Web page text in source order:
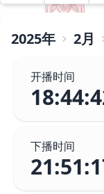
2025年 2月
开播时间
下播时间